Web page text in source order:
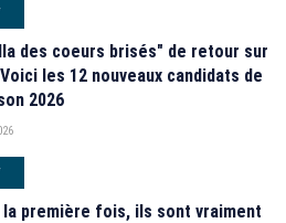
des coeurs brisés" de retour sur
les 12 nouveaux candidats de
2026
la première fois, ils sont vraiment